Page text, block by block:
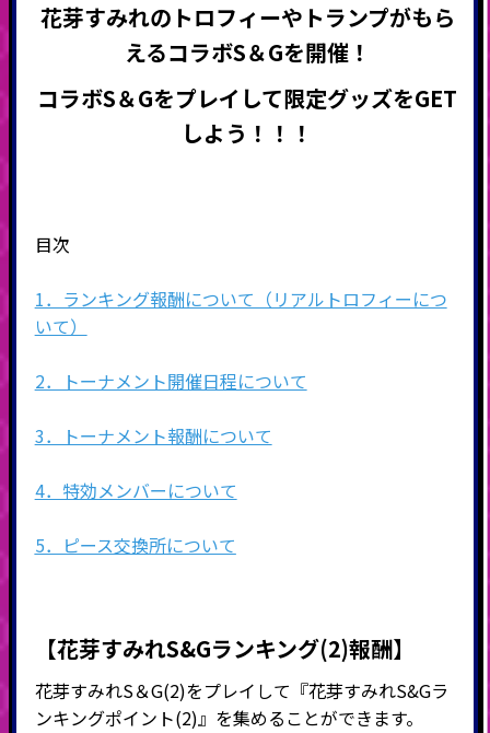
花芽すみれのトロフィーやトランプがもら
えるコラボS＆Gを開催！
コラボS＆Gをプレイして限定グッズをGET
しよう！！！
目次
1．ランキング報酬について（リアルトロフィーにつ
いて）
2．トーナメント開催日程について
3．トーナメント報酬について
4．特効メンバーについて
5．ピース交換所について
【花芽すみれS&Gランキング(2)報酬】
花芽すみれS＆G(2)をプレイして『花芽すみれS&Gラ
ンキングポイント(2)』を集めることができます。